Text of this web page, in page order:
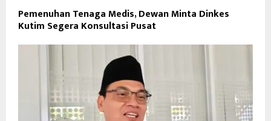
Pemenuhan Tenaga Medis, Dewan Minta Dinkes
Kutim Segera Konsultasi Pusat